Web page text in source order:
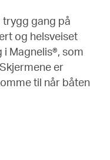
trygg gang på
og helsveiset
Magnelis®, som
er
til når båten